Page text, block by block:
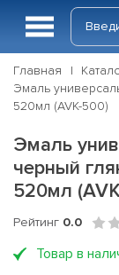
Главная
Эмаль
520мл (AVK-500)
Эмаль
черный
520мл
Рейтинг 0.0
Товар в